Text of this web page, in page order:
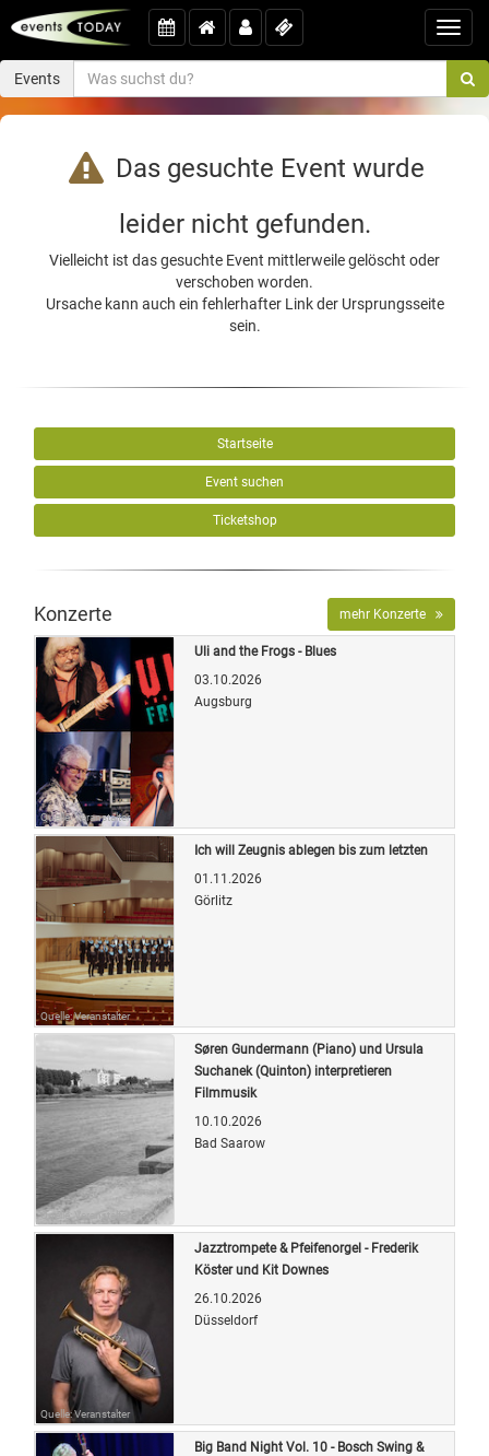
Events
Das gesuchte Event wurde
leider nicht gefunden.
Vielleicht ist das gesuchte Event mittlerweile gelöscht oder
verschoben worden.
Ursache kann auch ein fehlerhafter Link der Ursprungsseite
sein.
Startseite
Event suchen
Ticketshop
Konzerte mehr Konzerte
Quelle: Veranstalter
Uli and the Frogs - Blues
03.10.2026
Augsburg
Quelle: Veranstalter
Ich will Zeugnis ablegen bis zum letzten
01.11.2026
Görlitz
Quelle: Veranstalter
Søren Gundermann (Piano) und Ursula
Suchanek (Quinton) interpretieren
Filmmusik
10.10.2026
Bad Saarow
Quelle: Veranstalter
Jazztrompete & Pfeifenorgel - Frederik
Köster und Kit Downes
26.10.2026
Düsseldorf
Big Band Night Vol. 10 - Bosch Swing &